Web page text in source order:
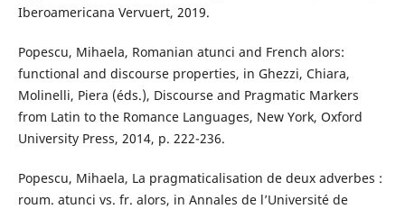
Iberoamericana Vervuert, 2019.
Popescu, Mihaela, Romanian atunci and French alors:
functional and discourse properties, in Ghezzi, Chiara,
Molinelli, Piera (éds.), Discourse and Pragmatic Markers
from Latin to the Romance Languages, New York, Oxford
University Press, 2014, p. 222-236.
Popescu, Mihaela, La pragmaticalisation de deux adverbes :
roum. atunci vs. fr. alors, in Annales de l’Université de